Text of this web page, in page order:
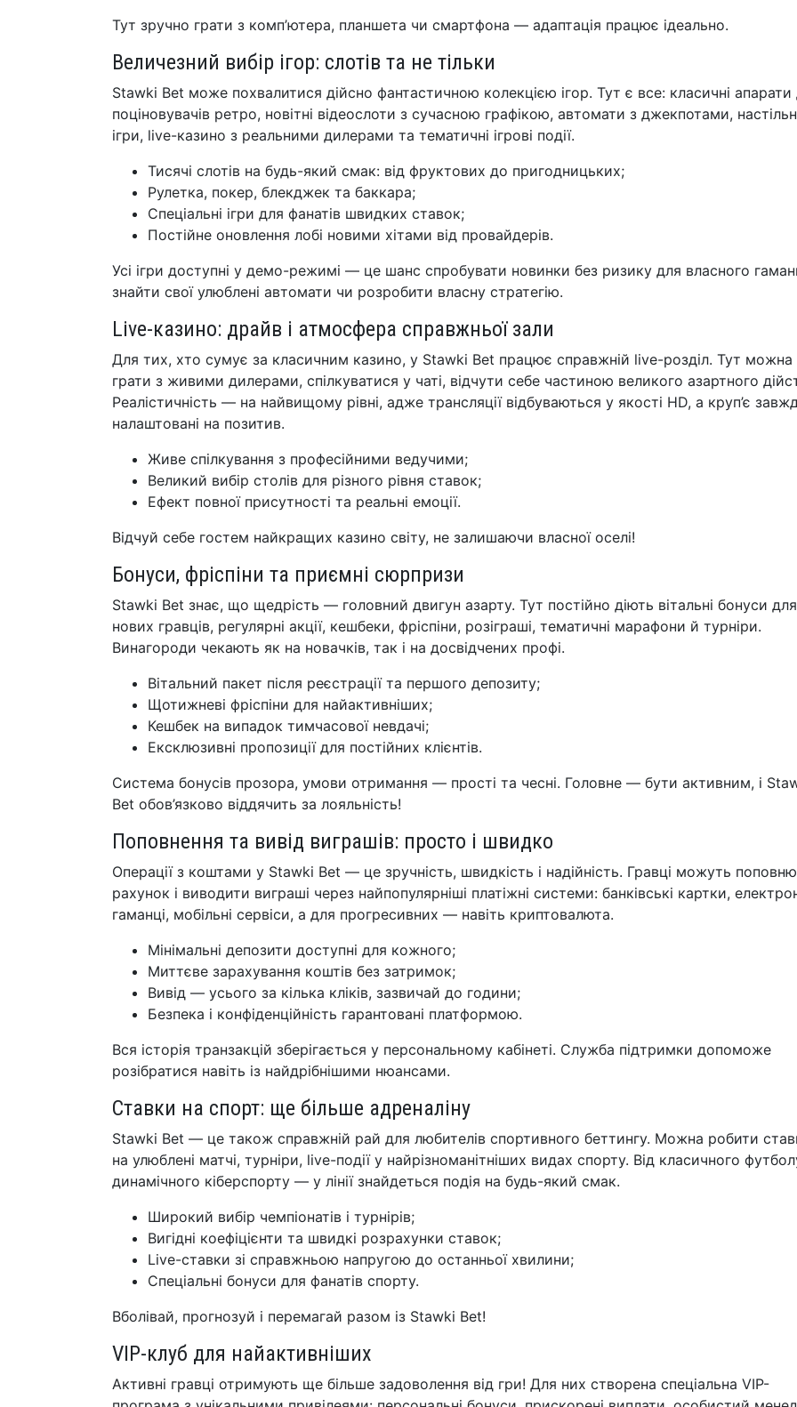
Тут зручно грати з комп’ютера, планшета чи смартфона — адаптація працює ідеально.
Величезний вибір ігор: слотів та не тільки
Stawki Bet може похвалитися дійсно фантастичною колекцією ігор. Тут є все: класичні апарати
поціновувачів ретро, новітні відеослоти з сучасною графікою, автомати з джекпотами,
ігри, live-казино з реальними дилерами та тематичні ігрові події.
Тисячі слотів на будь-який смак: від фруктових до пригодницьких;
Рулетка, покер, блекджек та баккара;
Спеціальні ігри для фанатів швидких ставок;
Постійне оновлення лобі новими хітами від провайдерів.
Усі ігри доступні у демо-режимі — це шанс спробувати новинки без ризику для власного
знайти свої улюблені автомати чи розробити власну стратегію.
Live-казино: драйв і атмосфера справжньої зали
Для тих, хто сумує за класичним казино, у Stawki Bet працює справжній live-розділ. Тут можна
грати з живими дилерами, спілкуватися у чаті, відчути себе частиною великого азартного
Реалістичність — на найвищому рівні, адже трансляції відбуваються у якості HD, а круп’є
налаштовані на позитив.
Живе спілкування з професійними ведучими;
Великий вибір столів для різного рівня ставок;
Ефект повної присутності та реальні емоції.
Відчуй себе гостем найкращих казино світу, не залишаючи власної оселі!
Бонуси, фріспіни та приємні сюрпризи
Stawki Bet знає, що щедрість — головний двигун азарту. Тут постійно діють вітальні бонуси для
нових гравців, регулярні акції, кешбеки, фріспіни, розіграші, тематичні марафони й турніри.
Винагороди чекають як на новачків, так і на досвідчених профі.
Вітальний пакет після реєстрації та першого депозиту;
Щотижневі фріспіни для найактивніших;
Кешбек на випадок тимчасової невдачі;
Ексклюзивні пропозиції для постійних клієнтів.
Система бонусів прозора, умови отримання — прості та чесні. Головне — бути активним, і
Bet обов’язково віддячить за лояльність!
Поповнення та вивід виграшів: просто і швидко
Операції з коштами у Stawki Bet — це зручність, швидкість і надійність. Гравці можуть
рахунок і виводити виграші через найпопулярніші платіжні системи: банківські картки,
гаманці, мобільні сервіси, а для прогресивних — навіть криптовалюта.
Мінімальні депозити доступні для кожного;
Миттєве зарахування коштів без затримок;
Вивід — усього за кілька кліків, зазвичай до години;
Безпека і конфіденційність гарантовані платформою.
Вся історія транзакцій зберігається у персональному кабінеті. Служба підтримки допоможе
розібратися навіть із найдрібнішими нюансами.
Ставки на спорт: ще більше адреналіну
Stawki Bet — це також справжній рай для любителів спортивного беттингу. Можна робити
на улюблені матчі, турніри, live-події у найрізноманітніших видах спорту. Від класичного
динамічного кіберспорту — у лінії знайдеться подія на будь-який смак.
Широкий вибір чемпіонатів і турнірів;
Вигідні коефіцієнти та швидкі розрахунки ставок;
Live-ставки зі справжньою напругою до останньої хвилини;
Спеціальні бонуси для фанатів спорту.
Вболівай, прогнозуй і перемагай разом із Stawki Bet!
VIP-клуб для найактивніших
Активні гравці отримують ще більше задоволення від гри! Для них створена спеціальна VIP-